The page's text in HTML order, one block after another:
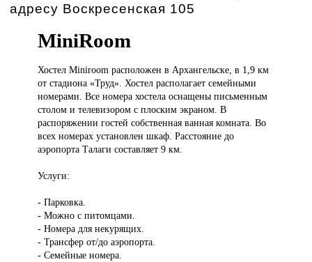
адресу Воскресенская 105
MiniRoom
Хостел Miniroomрасположен в Архангельске, в 1,9 км
от стадиона «Труд». Хостел располагает семейными
номерами. Все номера хостела оснащены письменным
столом и телевизором с плоским экраном. В
распоряжении гостей собственная ванная комната. Во
всех номерах установлен шкаф. Расстояние до
аэропорта Талаги составляет 9 км.
Услуги:
- Парковка.
- Можно с питомцами.
- Номера для некурящих.
- Трансфер от/до аэропорта.
- Семейные номера.